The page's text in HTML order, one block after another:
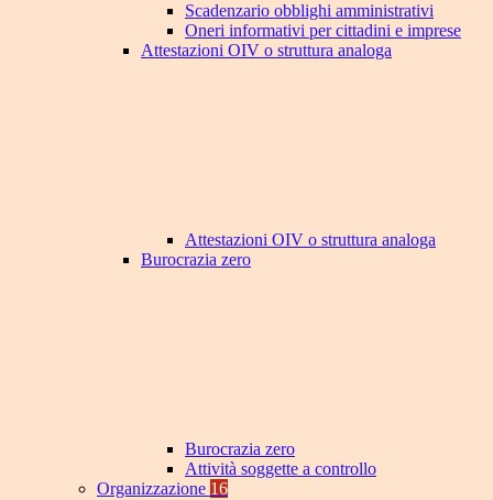
Scadenzario obblighi amministrativi
Oneri informativi per cittadini e imprese
Attestazioni OIV o struttura analoga
Attestazioni OIV o struttura analoga
Burocrazia zero
Burocrazia zero
Attività soggette a controllo
Organizzazione 16